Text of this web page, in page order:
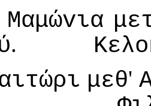
Μαμώvια
.
μεθ'